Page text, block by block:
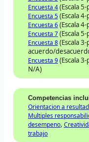
Encuesta 4(Escala
Encuesta 5(Escala
Encuesta 6(Escala
Encuesta 7(Escala
Encuesta 8(Escala
acuerdo/
Encuesta 9(Escala
N/A)
Competencias
Orientacion a
Multiples
desempeno,
trabajo